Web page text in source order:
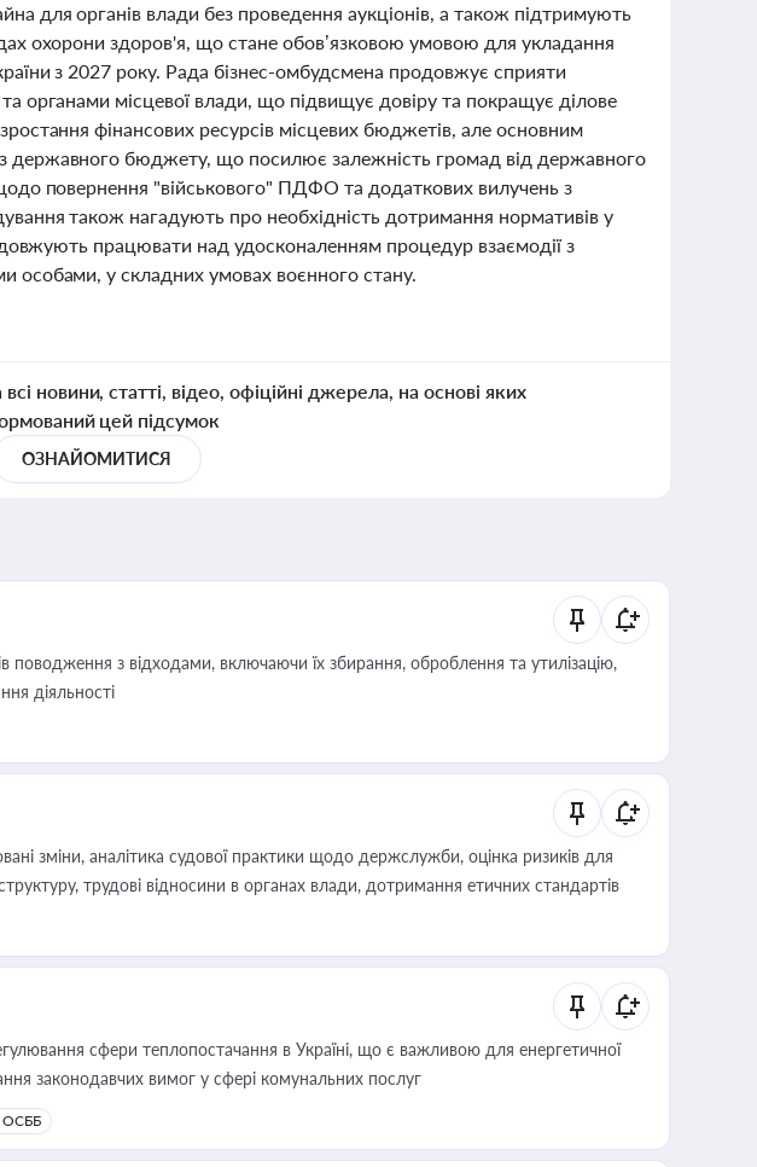
для органів влади без проведення аукціонів, а також підтримують
охорони здоров'я, що стане обов’язковою умовою для укладання
з 2027 року. Рада бізнес-омбудсмена продовжує сприяти
органами місцевої влади, що підвищує довіру та покращує ділове
фінансових ресурсів місцевих бюджетів, але основним
державного бюджету, що посилює залежність громад від державного
повернення "військового" ПДФО та додаткових вилучень з
також нагадують про необхідність дотримання нормативів у
працювати над удосконаленням процедур взаємодії з
особами, у складних умовах воєнного стану.
новини, статті, відео, офіційні джерела, на основі яких
цей підсумок
ОЗНАЙОМИТИСЯ
поводження з відходами, включаючи їх збирання, оброблення та утилізацію,
діяльності
зміни, аналітика судової практики щодо держслужби, оцінка ризиків для
трудові відносини в органах влади, дотримання етичних стандартів
сфери теплопостачання в Україні, що є важливою для енергетичної
законодавчих вимог у сфері комунальних послуг